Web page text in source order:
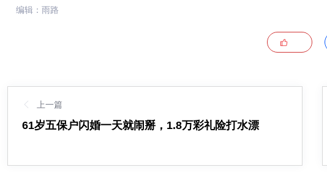
编辑：雨路
上一篇
61岁五保户闪婚一天就闹掰，1.8万彩礼险打水漂